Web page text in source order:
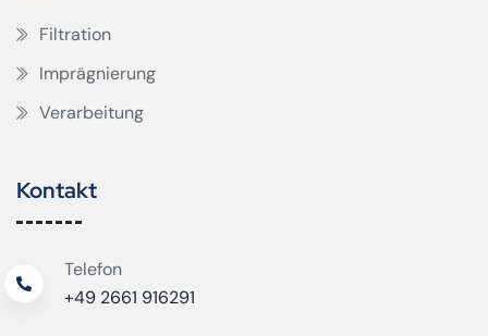
Filtration
Imprägnierung
Verarbeitung
Kontakt
Telefon
+49 2661 916291